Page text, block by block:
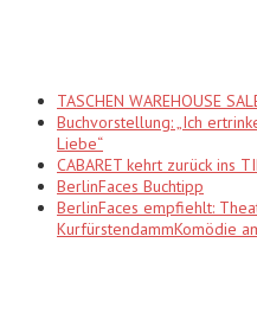
TASCHEN WAREHOUSE
Buchvorstellung: „Ich
Liebe“
CABARET kehrt zurück ins
BerlinFaces Buchtipp
BerlinFaces empfiehlt:
KurfürstendammKomödie